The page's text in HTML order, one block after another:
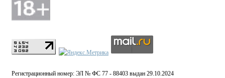
Регистрационный номер: ЭЛ № ФС 77 - 88403 выдан 29.10.2024